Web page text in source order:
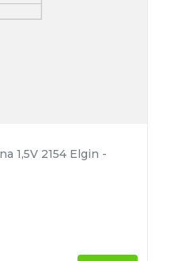
1,5V 2154 Elgin -